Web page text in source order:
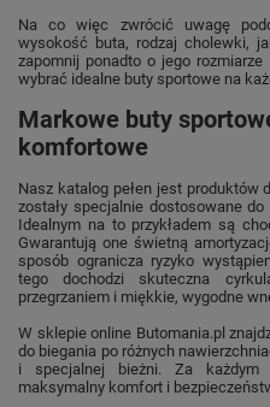
Na co więc zwrócić uwagę
wysokość buta, rodzaj cholewki,
zapomnij ponadto o jego
wybrać idealne buty sportowe na
Markowe buty
komfortowe
Nasz katalog pełen jest
zostały specjalnie dostosowane
Idealnym na to przykładem są
Gwarantują one świetną
sposób ogranicza ryzyko
tego dochodzi skuteczna
przegrzaniem i miękkie, wygodne
W sklepie online Butomania.pl
do biegania po różnych
i specjalnej bieżni. Za
maksymalny komfort i